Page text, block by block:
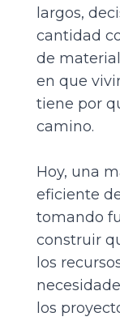
largos,
cantidad
de
en que
tiene por
camino.
Hoy, una
eficiente
tomando
construir
los
los